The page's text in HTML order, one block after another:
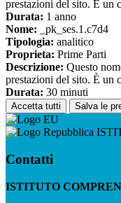
prestazioni del sito. È un
Durata: 1 anno
Nome: _pk_ses.1.c7d4
Tipologia: analitico
Proprieta: Prime Parti
Descrizione: Questo
prestazioni del sito. È un
Durata: 30 minuti
Accetta tutti Salva le
Contatti
ISTITUTO